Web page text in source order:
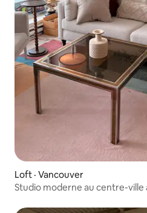
Loft · Vancouver
Studio moderne au centre-ville